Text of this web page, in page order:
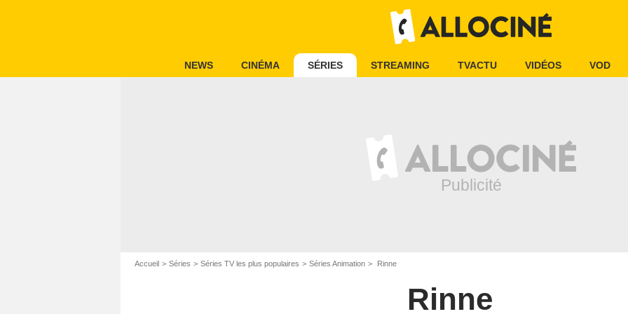
NEWS CINÉMA SÉRIES STREAMING TVACTU VIDÉOS VOD
Accueil Séries Séries TV les plus populaires Séries Animation Rinne
Rinne